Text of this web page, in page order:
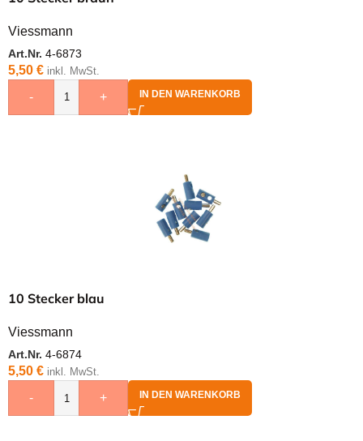
Viessmann
Art.Nr. 4-6873
5,50 € inkl. MwSt.
- + IN DEN WARENKORB
10 Stecker blau
Viessmann
Art.Nr. 4-6874
5,50 € inkl. MwSt.
- + IN DEN WARENKORB